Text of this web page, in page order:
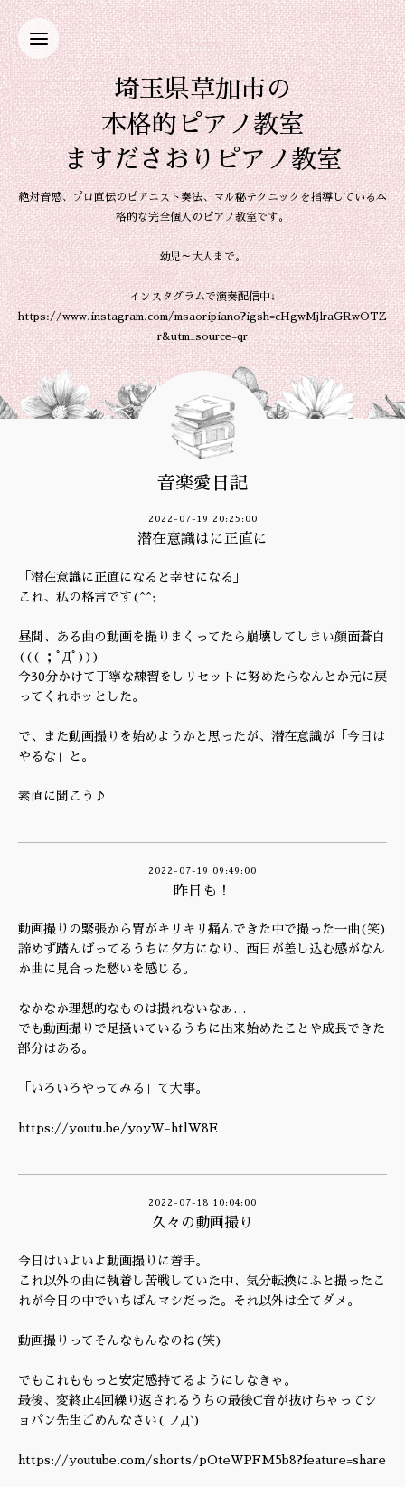
埼玉県草加市の
本格的ピアノ教室
ますださおりピアノ教室
絶対音感、プロ直伝のピアニスト奏法、マル秘テクニックを指導している本
格的な完全個人のピアノ教室です。
幼児～大人まで。
インスタグラムで演奏配信中↓
https://www.instagram.com/msaoripiano?igsh=cHgwMjlraGRwOTZ
r&utm_source=qr
音楽愛日記
2022-07-19 20:25:00
潜在意識はに正直に
「潜在意識に正直になると幸せになる」
これ、私の格言です(^^;
昼間、ある曲の動画を撮りまくってたら崩壊してしまい顔面蒼白
((( ；ﾟДﾟ)))
今30分かけて丁寧な練習をしリセットに努めたらなんとか元に戻
ってくれホッとした。
で、また動画撮りを始めようかと思ったが、潜在意識が「今日は
やるな」と。
素直に聞こう♪
2022-07-19 09:49:00
昨日も！
動画撮りの緊張から胃がキリキリ痛んできた中で撮った一曲(笑)
諦めず踏んばってるうちに夕方になり、西日が差し込む感がなん
か曲に見合った愁いを感じる。
なかなか理想的なものは撮れないなぁ…
でも動画撮りで足掻いているうちに出来始めたことや成長できた
部分はある。
「いろいろやってみる」て大事。
https://youtu.be/yoyW-htlW8E
2022-07-18 10:04:00
久々の動画撮り
今日はいよいよ動画撮りに着手。
これ以外の曲に執着し苦戦していた中、気分転換にふと撮ったこ
れが今日の中でいちばんマシだった。それ以外は全てダメ。
動画撮りってそんなもんなのね(笑)
でもこれももっと安定感持てるようにしなきゃ。
最後、変終止4回繰り返されるうちの最後C音が抜けちゃってシ
ョパン先生ごめんなさい( ノД`)
https://youtube.com/shorts/pOteWPFM5b8?feature=share